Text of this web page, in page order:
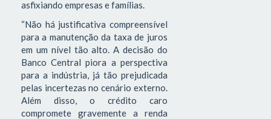
asfixiando empresas e famílias.
“Não há justificativa compreensível
para a manutenção da taxa de juros
em um nível tão alto. A decisão do
Banco Central piora a perspectiva
para a indústria, já tão prejudicada
pelas incertezas no cenário externo.
Além disso, o crédito caro
compromete gravemente a renda